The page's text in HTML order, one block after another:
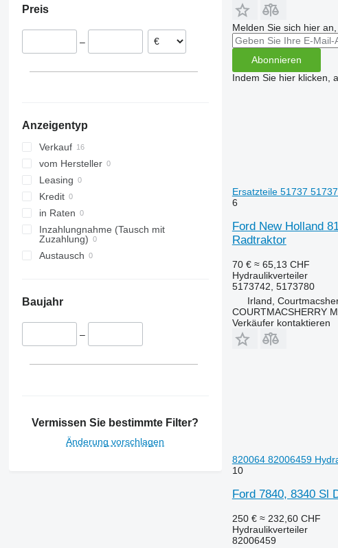
Preis
–
Anzeigentyp
Verkauf
vom Hersteller
Leasing
Kredit
in Raten
Inzahlungnahme (Tausch mit
Zuzahlung)
Austausch
Baujahr
–
Vermissen Sie bestimmte Filter?
Änderung vorschlagen
Melden Sie sich hier
Abonnieren
Indem Sie hier klicken,
Ersatzteile 51737
6
Ford New Holland
Radtraktor
70 € ≈ 65,13 CHF
Hydraulikverteiler
5173742, 5173780
Irland,
COURTMACSHERRY
Verkäufer kontaktieren
820064 82006459
10
Ford 7840, 8340 Sl
250 € ≈ 232,60 CHF
Hydraulikverteiler
82006459